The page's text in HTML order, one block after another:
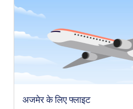
अजमेर के लिए फ्लाइट